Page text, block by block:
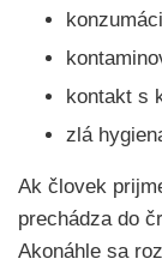
kontakt s
zlá
Ak človek
prechádza do
Akonáhle sa